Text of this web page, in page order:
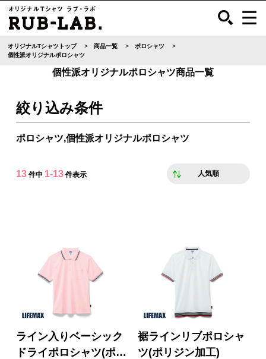
オリジナルTシャツトップ 商品一覧
ポロシャツ
個性派オリジナルポロシャツ
個性派オリジナルポロシャツ商品一覧
絞り込み条件
ポロシャツ,個性派オリジナルポロシャツ
13件中 1-13件表示 人気順
ライン入りベーシック
ドライポロシャツ(ポリ
裾ラインリブポロシャ
ツ(ポリジン加工)